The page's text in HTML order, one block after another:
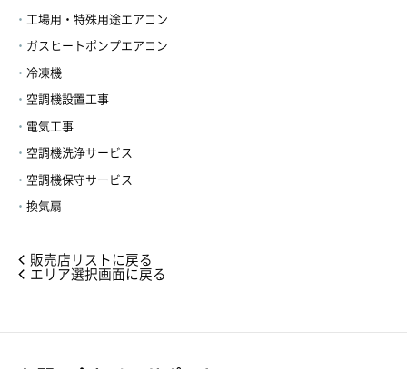
工場用・特殊用途エアコン
ガスヒートポンプエアコン
冷凍機
空調機設置工事
電気工事
空調機洗浄サービス
空調機保守サービス
換気扇
販売店リストに戻る
エリア選択画面に戻る